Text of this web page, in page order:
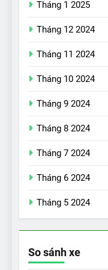
Tháng 1 2025
Tháng 12 2024
Tháng 11 2024
Tháng 10 2024
Tháng 9 2024
Tháng 8 2024
Tháng 7 2024
Tháng 6 2024
Tháng 5 2024
So sánh xe